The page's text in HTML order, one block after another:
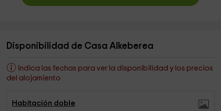
Disponibilidad de Casa Alkeberea
Indica las fechas para ver la disponibilidad y los precios
del alojamiento
Habitación doble